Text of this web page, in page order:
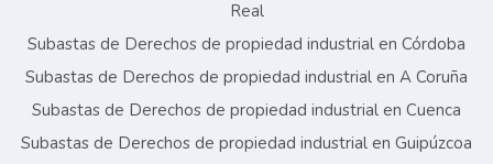
Real
Subastas de Derechos de propiedad industrial en Córdoba
Subastas de Derechos de propiedad industrial en A Coruña
Subastas de Derechos de propiedad industrial en Cuenca
Subastas de Derechos de propiedad industrial en Guipúzcoa